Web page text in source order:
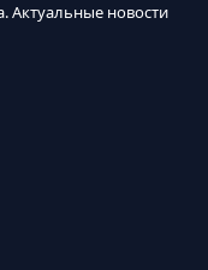
Актуальные новости